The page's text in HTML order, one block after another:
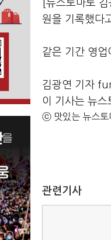
[뉴스토마토
원을 기록했다
같은 기간 영
김광연 기자
이 기사는 뉴스
ⓒ 맛있는 뉴스토
관련기사